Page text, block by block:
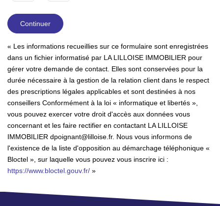
Continuer
« Les informations recueillies sur ce formulaire sont enregistrées
dans un fichier informatisé par LA LILLOISE IMMOBILIER pour
gérer votre demande de contact. Elles sont conservées pour la
durée nécessaire à la gestion de la relation client dans le respect
des prescriptions légales applicables et sont destinées à nos
conseillers Conformément à la loi « informatique et libertés »,
vous pouvez exercer votre droit d'accès aux données vous
concernant et les faire rectifier en contactant LA LILLOISE
IMMOBILIER dpoignant@lilloise.fr. Nous vous informons de
l'existence de la liste d'opposition au démarchage téléphonique «
Bloctel », sur laquelle vous pouvez vous inscrire ici :
https://www.bloctel.gouv.fr/ »